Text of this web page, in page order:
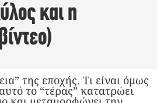
και η
της εποχής. Τι είναι όμως
το “τέρας” κατατρώει